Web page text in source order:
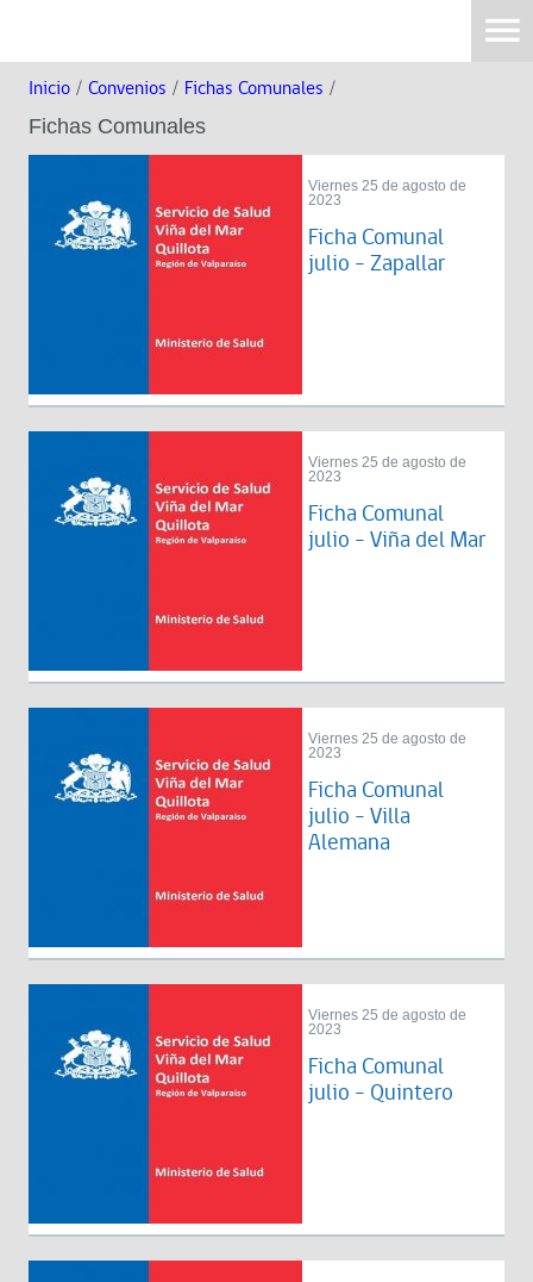
Inicio / Convenios / Fichas Comunales /
Fichas Comunales
Viernes 25 de agosto de
2023
Ficha Comunal
julio - Zapallar
Viernes 25 de agosto de
2023
Ficha Comunal
julio - Viña del Mar
Viernes 25 de agosto de
2023
Ficha Comunal
julio - Villa
Alemana
Viernes 25 de agosto de
2023
Ficha Comunal
julio - Quintero